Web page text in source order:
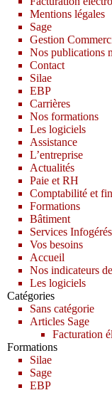
Mentions légales
Sage
Gestion
Nos publications
Contact
Silae
EBP
Carrières
Nos formations
Les logiciels
Assistance
L’entreprise
Actualités
Paie et RH
Comptabilité et
Formations
Bâtiment
Services Infogérés
Vos besoins
Accueil
Nos indicateurs
Les logiciels
Catégories
Sans catégorie
Articles Sage
Facturation
Formations
Silae
Sage
EBP